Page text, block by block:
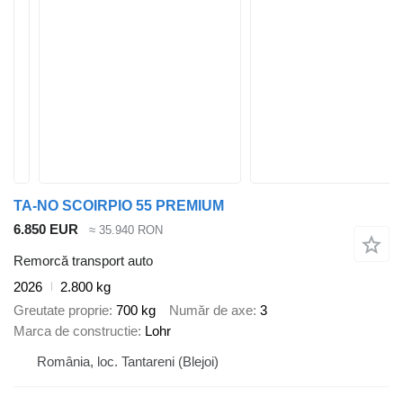
TA-NO SCOIRPIO 55 PREMIUM
6.850 EUR
≈ 35.940 RON
Remorcă transport auto
2026
2.800 kg
Greutate proprie 700 kg Număr de axe 3
Marca de constructie Lohr
România, loc. Tantareni (Blejoi)